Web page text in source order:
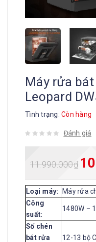
Máy rửa
Leopard
Tình trạng: Còn hàng
Đánh giá
11.990.000₫
Loại máy: Máy rửa
Công
suất:
1480W –
Số chén
bát rửa
12-13 bộ